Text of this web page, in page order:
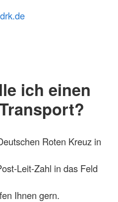
ich einen
Roten Kreuz in
Leit-Zahl in das Feld
Ihnen gern.